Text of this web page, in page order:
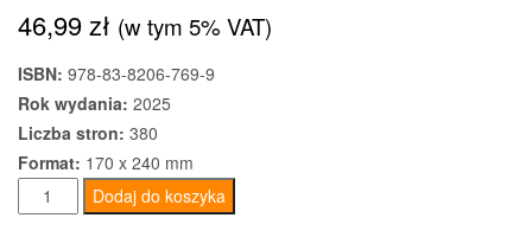
46,99zł (w tym 5% VAT)
ISBN: 978-83-8206-769-9
Rok wydania: 2025
Liczba stron: 380
Format: 170 x 240 mm
ilość
„Amtsblatt
Dodaj do koszyka